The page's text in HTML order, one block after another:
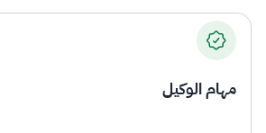
مهام الوكيل